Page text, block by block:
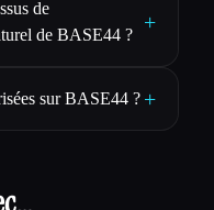
de
de BASE44 ?
+
sur BASE44 ? +